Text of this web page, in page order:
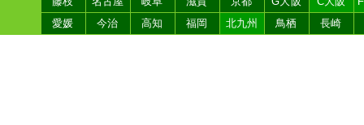
愛媛
今治 高知 福岡 北九州 鳥栖 長崎